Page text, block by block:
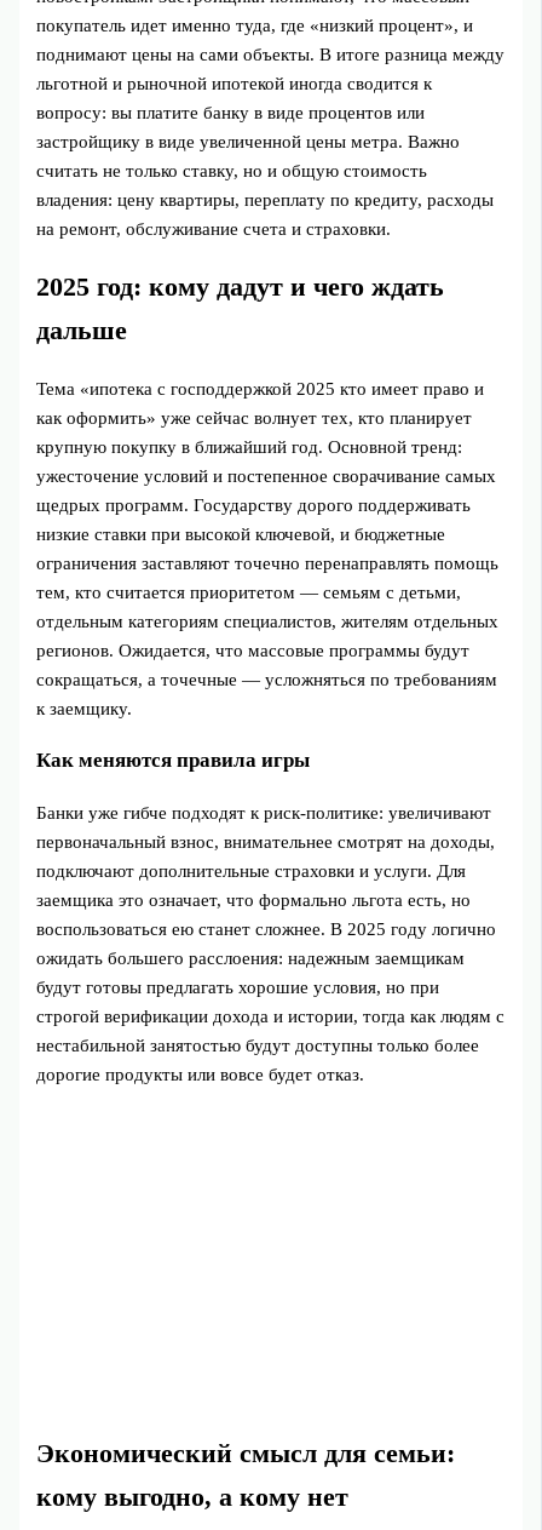
покупатель идет именно туда, где «низкий процент», и
поднимают цены на сами объекты. В итоге разница между
льготной и рыночной ипотекой иногда сводится к
вопросу: вы платите банку в виде процентов или
застройщику в виде увеличенной цены метра. Важно
считать не только ставку, но и общую стоимость
владения: цену квартиры, переплату по кредиту, расходы
на ремонт, обслуживание счета и страховки.
2025 год: кому дадут и чего ждать
дальше
Тема «ипотека с господдержкой 2025 кто имеет право и
как оформить» уже сейчас волнует тех, кто планирует
крупную покупку в ближайший год. Основной тренд:
ужесточение условий и постепенное сворачивание самых
щедрых программ. Государству дорого поддерживать
низкие ставки при высокой ключевой, и бюджетные
ограничения заставляют точечно перенаправлять помощь
тем, кто считается приоритетом — семьям с детьми,
отдельным категориям специалистов, жителям отдельных
регионов. Ожидается, что массовые программы будут
сокращаться, а точечные — усложняться по требованиям
к заемщику.
Как меняются правила игры
Банки уже гибче подходят к риск-политике: увеличивают
первоначальный взнос, внимательнее смотрят на доходы,
подключают дополнительные страховки и услуги. Для
заемщика это означает, что формально льгота есть, но
воспользоваться ею станет сложнее. В 2025 году логично
ожидать большего расслоения: надежным заемщикам
будут готовы предлагать хорошие условия, но при
строгой верификации дохода и истории, тогда как людям с
нестабильной занятостью будут доступны только более
дорогие продукты или вовсе будет отказ.
Экономический смысл для семьи:
кому выгодно, а кому нет